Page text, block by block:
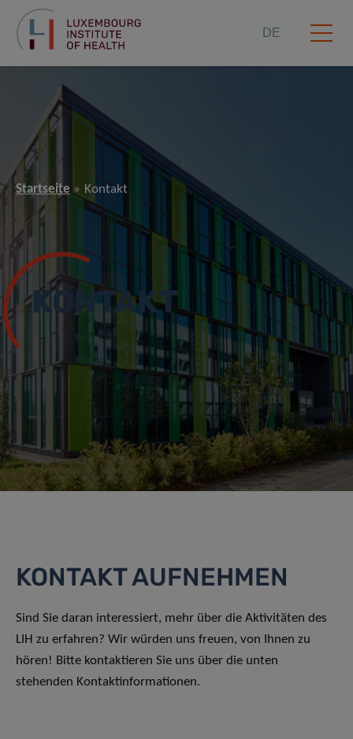
DE
Startseite Kontakt
KONTAKT
KONTAKT AUFNEHMEN
Sind Sie daran interessiert, mehr über die Aktivitäten des
LIH zu erfahren? Wir würden uns freuen, von Ihnen zu
hören! Bitte kontaktieren Sie uns über die unten
stehenden Kontaktinformationen.